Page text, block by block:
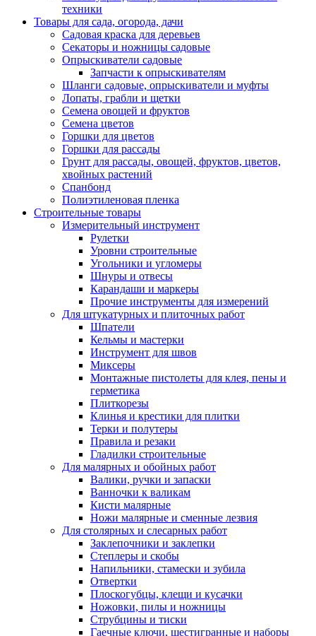
техники
Товары для сада, огорода, дачи
Садовая краска для деревьев
Секаторы и ножницы садовые
Опрыскиватели садовые
Запчасти к опрыскивателям
Шланги садовые, опрыскиватели и муфты
Лопаты, грабли и щетки
Семена овощей и фруктов
Семена цветов
Горшки для цветов
Горшки для рассады
Грунт для рассады, овощей, фруктов, цветов,
хвойных растений
Спанбонд
Полиэтиленовая пленка
Строительные товары
Измерительный инструмент
Рулетки
Уровни строительные
Угольники и угломеры
Шнуры и отвесы
Карандаши и маркеры
Прочие инструменты для измерений
Для штукатурных и плиточных работ
Шпатели
Кельмы и мастерки
Инструмент для швов
Миксеры
Монтажные пистолеты для клея, пены и
герметика
Плиткорезы
Клинья и крестики для плитки
Терки и полутеры
Правила и резаки
Гладилки строительные
Для малярных и обойных работ
Валики, ручки и запаски
Ванночки к валикам
Кисти малярные
Ножи малярные и сменные лезвия
Для столярных и слесарных работ
Заклепочники и заклепки
Степлеры и скобы
Напильники, стамески и зубила
Отвертки
Плоскогубцы, клещи и кусачки
Ножовки, пилы и ножницы
Струбцины и тиски
Гаечные ключи, шестигранные и наборы